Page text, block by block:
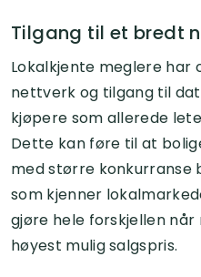
Tilgang til et bredt
Lokalkjente meglere
nettverk og tilgang til
kjøpere som allerede
Dette kan føre til at
med større konkurranse
som kjenner
gjøre hele forskjellen
høyest mulig salgspris.